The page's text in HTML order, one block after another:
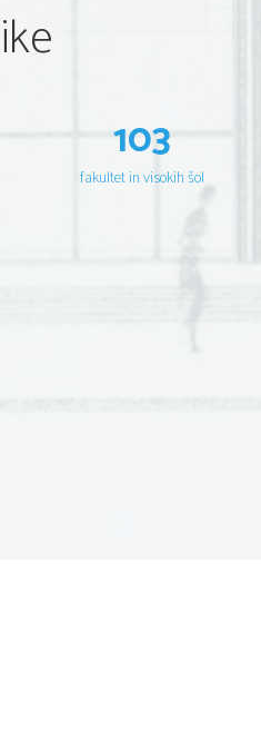
Slovenije za splošno izobraževanje na 221. seji
103
fakultet in visokih šol